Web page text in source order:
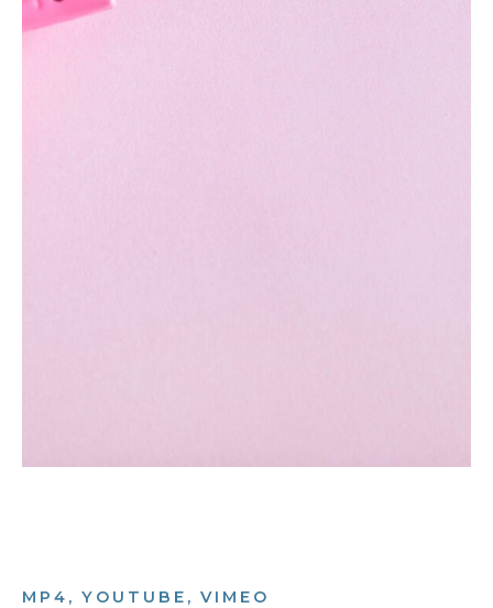
MP4, YOUTUBE, VIMEO